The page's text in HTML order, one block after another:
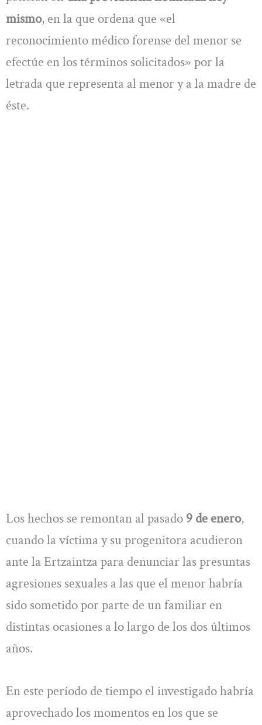
mismo, en la que ordena que «el
reconocimiento médico forense del menor se
efectúe en los términos solicitados» por la
letrada que representa al menor y a la madre de
éste.
Los hechos se remontan al pasado 9 de enero,
cuando la víctima y su progenitora acudieron
ante la Ertzaintza para denunciar las presuntas
agresiones sexuales a las que el menor habría
sido sometido por parte de un familiar en
distintas ocasiones a lo largo de los dos últimos
años.
En este período de tiempo el investigado habría
aprovechado los momentos en los que se